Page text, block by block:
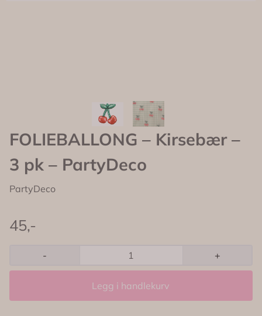
FOLIEBALLONG – Kirsebær –
3 pk – PartyDeco
PartyDeco
45,-
- +
Legg i handlekurv